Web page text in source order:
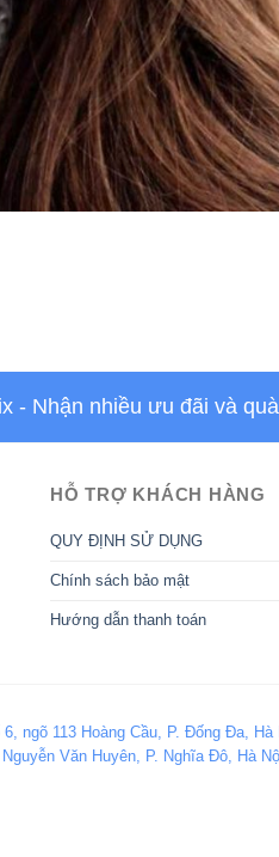
- Nhận nhiều ưu đãi và
HỖ TRỢ KHÁCH HÀNG
QUY ĐỊNH SỬ DỤNG
Chính sách bảo mật
Hướng dẫn thanh toán
ngõ 113 Hoàng Cầu, P. Đống Đa, Hà
Văn Huyên, P. Nghĩa Đô, Hà